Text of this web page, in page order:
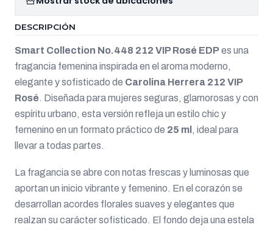
DESCRIPCIÓN
Smart Collection No.448 212 VIP Rosé EDPes una
fragancia femenina inspirada en el aroma moderno,
elegante y sofisticado de Carolina Herrera 212 VIP
Rosé. Diseñada para mujeres seguras, glamorosas y con
espíritu urbano, esta versión refleja un estilo chic y
femenino en un formato práctico de 25 ml , ideal para
llevar a todas partes.
La fragancia se abre con notas frescas y luminosas que
aportan un inicio vibrante y femenino. En el corazón se
desarrollan acordes florales suaves y elegantes que
realzan su carácter sofisticado. El fondo deja una estela